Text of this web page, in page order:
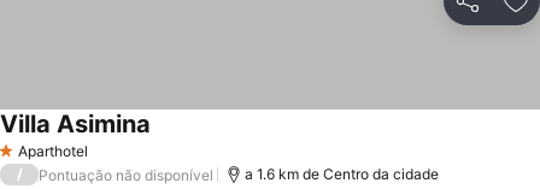
Partilhar
1 Estrelas
Aparthotel
Villa Asimina
/ Pontuação não disponível a 1.6 km de Centro da cidade